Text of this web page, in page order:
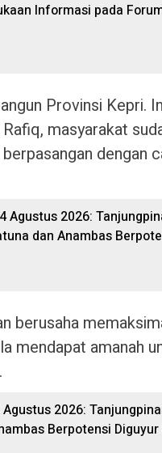
Informasi pada
Provinsi Kepri.
masyarakat
dengan
Agustus 2026:
dan Anambas
berusaha
mendapat amanah
2026:
Berpotensi Diguyur